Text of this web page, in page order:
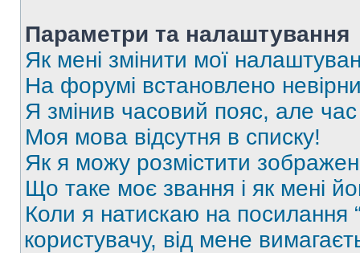
Параметри та налаштування
Як мені змінити мої
На форумі встановлено
Я змінив часовий пояс, але
Моя мова відсутня в списку!
Як я можу розмістити
Що таке моє звання і як мені
Коли я натискаю на посилання
користувачу, від мене